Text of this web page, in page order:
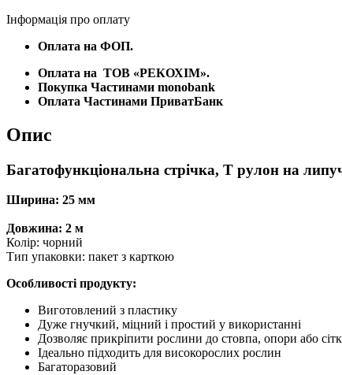
Інформація про оплату
Оплата на ФОП.
Оплата на ТОВ «РЕКОХІМ».
Покупка Частинами monobank
Оплата Частинами ПриватБанк
Опис
Багатофункціональна стрічка, Т рулон на
Ширина: 25 мм
Довжина: 2 м
Колір: чорний
Тип упаковки: пакет з карткою
Особливості продукту:
Виготовлений з пластику
Дуже гнучкий, міцний і простий у використанні
Дозволяє прикріпити рослини до стовпа, опори або
Ідеально підходить для високорослих рослин
Багаторазовий